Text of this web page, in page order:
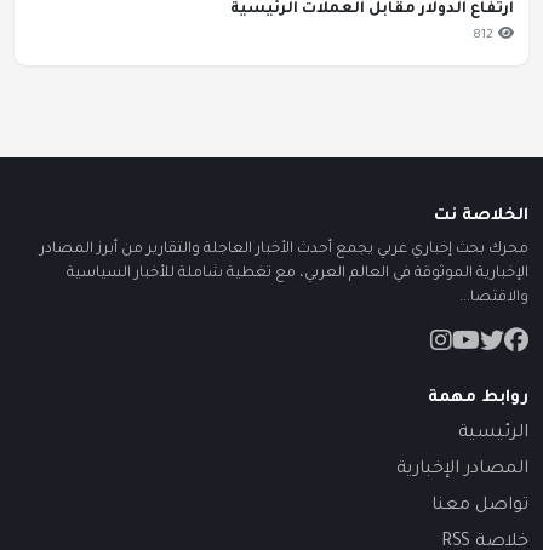
ارتفاع الدولار مقابل العملات الرئيسية
812
الخلاصة نت
محرك بحث إخباري عربي يجمع أحدث الأخبار العاجلة والتقارير من أبرز المصادر
الإخبارية الموثوقة في العالم العربي، مع تغطية شاملة للأخبار السياسية
والاقتصا...
روابط مهمة
الرئيسية
المصادر الإخبارية
تواصل معنا
خلاصة RSS